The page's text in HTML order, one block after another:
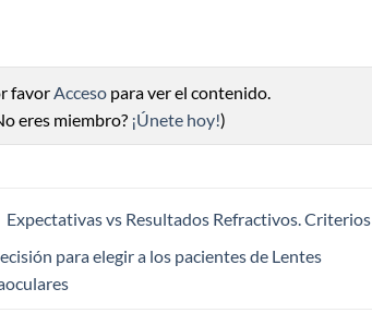
favorAcceso para ver el contenido.
eres miembro? ¡Únete hoy!)
Expectativas vs Resultados Refractivos. Criterios
para elegir a los pacientes de Lentes